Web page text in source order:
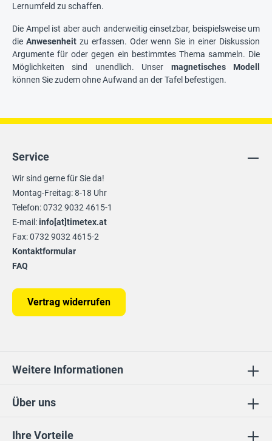
Lernumfeld zu schaffen.
Die Ampel ist aber auch anderweitig einsetzbar, beispielsweise um
die Anwesenheitzu erfassen. Oder wenn Sie in einer Diskussion
Argumente für oder gegen ein bestimmtes Thema sammeln. Die
Möglichkeiten sind unendlich. Unser magnetisches Modell
können Sie zudem ohne Aufwand an der Tafel befestigen.
Ihre Vorteile
Über uns
Service
Wir sind gerne für Sie da!
Montag-Freitag: 8-18 Uhr
Telefon: 0732 9032 4615-1
E-mail:info[at]timetex.at
Fax: 0732 9032 4615-2
Kontaktformular
FAQ
Vertrag widerrufen
Weitere Informationen